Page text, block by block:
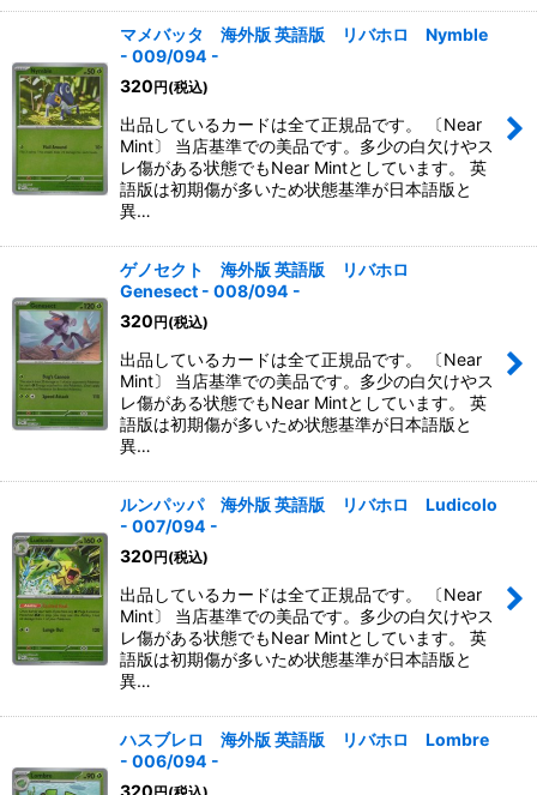
マメバッタ 海外版 英語版 リバホロ Nymble
- 009/094 -
320円(税込)
出品しているカードは全て正規品です。 〔Near
Mint〕 当店基準での美品です。多少の白欠けやス
レ傷がある状態でもNear Mintとしています。 英
語版は初期傷が多いため状態基準が日本語版と
異…
ゲノセクト 海外版 英語版 リバホロ
Genesect - 008/094 -
320円(税込)
出品しているカードは全て正規品です。 〔Near
Mint〕 当店基準での美品です。多少の白欠けやス
レ傷がある状態でもNear Mintとしています。 英
語版は初期傷が多いため状態基準が日本語版と
異…
ルンパッパ 海外版 英語版 リバホロ Ludicolo
- 007/094 -
320円(税込)
出品しているカードは全て正規品です。 〔Near
Mint〕 当店基準での美品です。多少の白欠けやス
レ傷がある状態でもNear Mintとしています。 英
語版は初期傷が多いため状態基準が日本語版と
異…
ハスブレロ 海外版 英語版 リバホロ Lombre
- 006/094 -
320